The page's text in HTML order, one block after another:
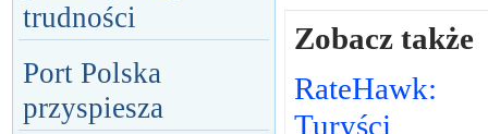
trudności
Port Polska
przyspiesza
Zobacz także
RateHawk:
Turyści